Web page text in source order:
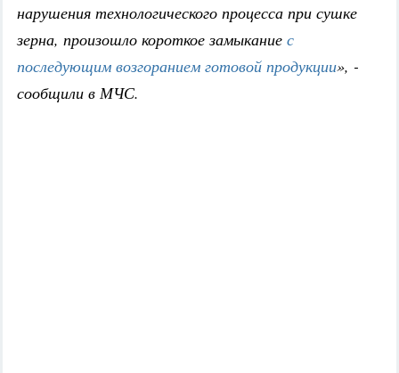
нарушения технологического процесса при сушке
зерна, произошло короткое замыкание с
последующим возгоранием готовой продукции», -
сообщили в МЧС.